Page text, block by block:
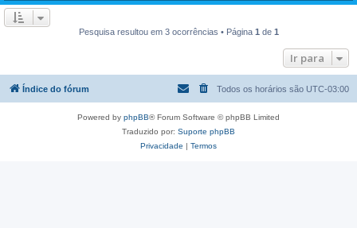
Pesquisa resultou em 3 ocorrências • Página 1 de 1
Ir para
Índice do fórum Todos os horários são UTC-03:00
Powered by phpBB® Forum Software © phpBB Limited
Traduzido por: Suporte phpBB
Privacidade | Termos